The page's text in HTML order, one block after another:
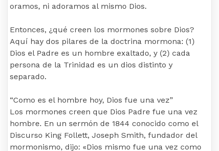
oramos, ni adoramos al mismo Dios.
Entonces, ¿qué creen los mormones sobre Dios?
Aquí hay dos pilares de la doctrina mormona: (1)
Dios el Padre es un hombre exaltado, y (2) cada
persona de la Trinidad es un dios distinto y
separado.
“Como es el hombre hoy, Dios fue una vez”
Los mormones creen que Dios Padre fue una vez
hombre. En un sermón de 1844 conocido como el
Discurso King Follett, Joseph Smith, fundador del
mormonismo, dijo: «Dios mismo fue una vez como